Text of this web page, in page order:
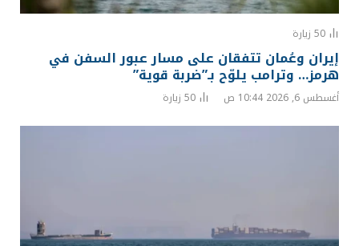
50 زيارة
إيران وعُمان تتفقان على مسار عبور السفن في
هرمز… وترامب يلوّح بـ”ضربة قوية”
أغسطس 6, 2026 10:44 ص 50 زيارة